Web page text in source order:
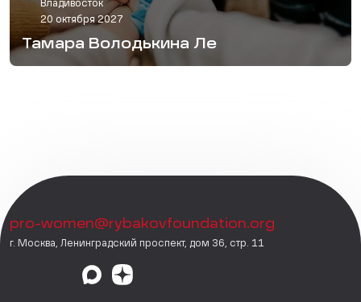
Владивосток
20 октября 2027
Тамара Володькина Ле
pro-women@rybakovfoundation.org
г. Москва, Ленинградский проспект, дом 36, стр. 11